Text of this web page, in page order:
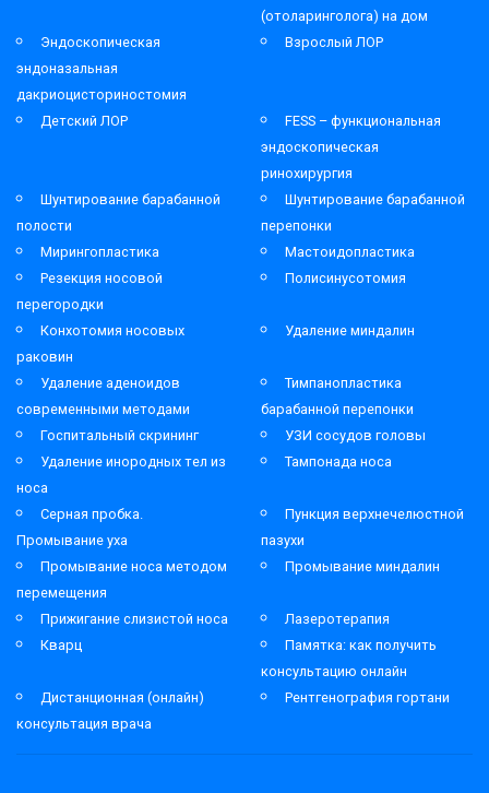
(отоларинголога) на дом
Эндоскопическая
эндоназальная
дакриоцисториностомия
Взрослый ЛОР
Детский ЛОР
FESS – функциональная
эндоскопическая
ринохирургия
Шунтирование барабанной
полости
Шунтирование барабанной
перепонки
Мирингопластика
Мастоидопластика
Резекция носовой
перегородки
Полисинусотомия
Конхотомия носовых
раковин
Удаление миндалин
Удаление аденоидов
современными методами
Тимпанопластика
барабанной перепонки
Госпитальный скрининг
УЗИ сосудов головы
Удаление инородных тел из
носа
Тампонада носа
Серная пробка.
Промывание уха
Пункция верхнечелюстной
пазухи
Промывание носа методом
перемещения
Промывание миндалин
Прижигание слизистой носа
Лазеротерапия
Кварц
Памятка: как получить
консультацию онлайн
Дистанционная (онлайн)
консультация врача
Рентгенография гортани